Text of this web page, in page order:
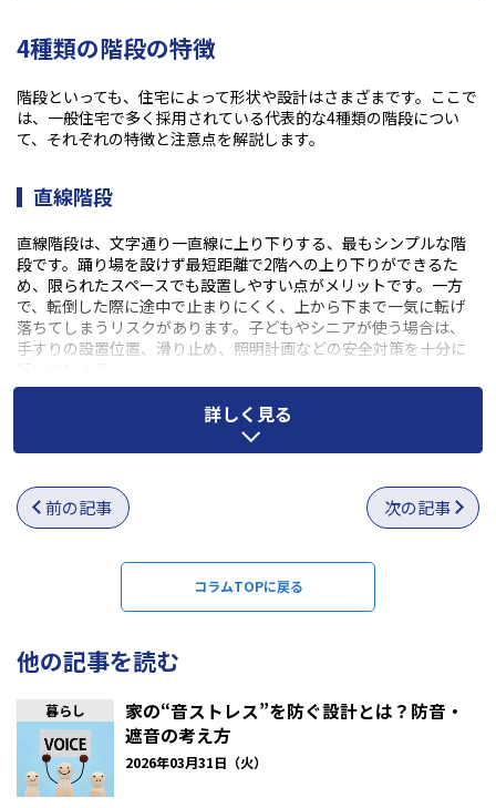
詳しく見る
4種類の階段の特徴
階段といっても、住宅によって形状や設計はさまざまです。ここで
は、一般住宅で多く採用されている代表的な4種類の階段につい
て、それぞれの特徴と注意点を解説します。
直線階段
直線階段は、文字通り一直線に上り下りする、最もシンプルな階
段です。踊り場を設けず最短距離で2階への上り下りができるた
め、限られたスペースでも設置しやすい点がメリットです。一方
で、転倒した際に途中で止まりにくく、上から下まで一気に転げ
落ちてしまうリスクがあります。子どもやシニアが使う場合は、
手すりの設置位置、滑り止め、照明計画などの安全対策を十分に
折れ階段
前の記事 次の記事
コラムTOPに戻る
他の記事を読む
暮らし
家の“音ストレス”を防ぐ設計とは？防音・
遮音の考え方
2026年03月31日（火）